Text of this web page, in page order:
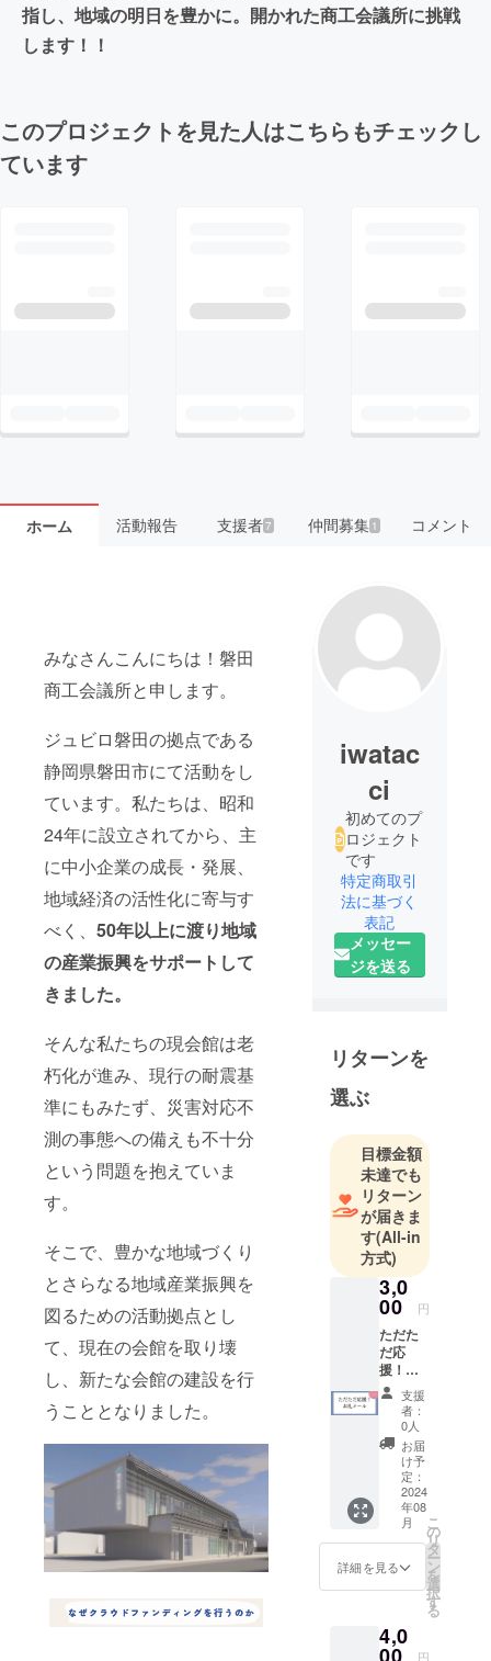
指し、地域の明日を豊かに。開かれた商工会議所に挑戦
します！！
このプロジェクトを見た人はこちらもチェックし
ています
ホーム 活動報告 支援者7 仲間募集 1 コメント
みなさんこんにちは！磐田
商工会議所と申します。
ジュビロ磐田の拠点である
静岡県磐田市にて活動をし
ています。私たちは、昭和
24年に設立されてから、主
に中小企業の成長・発展、
地域経済の活性化に寄与す
べく、 50年以上に渡り地域
の産業振興をサポートして
きました。
そんな私たちの現会館は老
朽化が進み、現行の耐震基
準にもみたず、災害対応不
測の事態への備えも不十分
という問題を抱えていま
す。
そこで、豊かな地域づくり
とさらなる地域産業振興を
図るための活動拠点とし
て、現在の会館を取り壊
し、新たな会館の建設を行
うこととなりました。
iwatac
ci
初めてのプ
ロジェクト
です
特定商取引
法に基づく
表記
メッセー
ジを送る
リターンを
選ぶ
目標金額
未達でも
リターン
が届きま
す(All-in
方式)
3,0
00 円
ただた
だ応
援！お
礼メー
ル 支援
者：
0人
お届
け予
定：
2024
年08
月
詳細を見る
こ
の
リ
タ
ー
ン
を
選
択
す
る
4,0
円